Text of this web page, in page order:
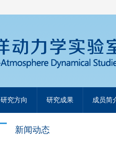
研究方向 研究成果 成员简
新闻动态